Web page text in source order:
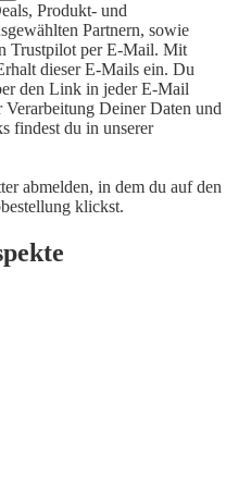
Produkt- und
Partnern, sowie
Trustpilot per E-Mail. Mit
dieser E-Mails ein. Du
den Link in jeder E-Mail
Deiner Daten und
findest du in unserer
abmelden, in dem du auf den
klickst.